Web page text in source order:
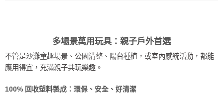
多場景萬用玩具：親子戶外首選
不管是沙灘童趣場景、公園清整、陽台種植，或室內感統活動，都能
應用得宜，充滿親子共玩樂趣。
100% 回收塑料製成：環保、安全、好清潔